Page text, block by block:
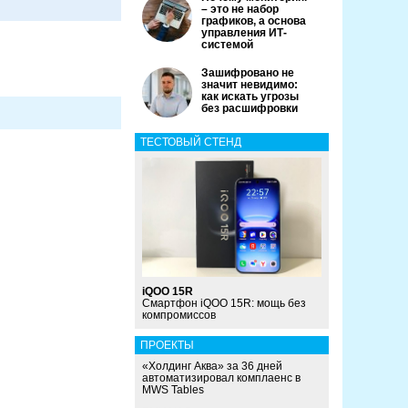
– это не набор
графиков, а основа
управления ИТ-
системой
Зашифровано не
значит невидимо:
как искать угрозы
без расшифровки
ТЕСТОВЫЙ СТЕНД
iQOO 15R
Смартфон iQOO 15R: мощь без
компромиссов
ПРОЕКТЫ
«Холдинг Аква» за 36 дней
автоматизировал комплаенс в
MWS Tables